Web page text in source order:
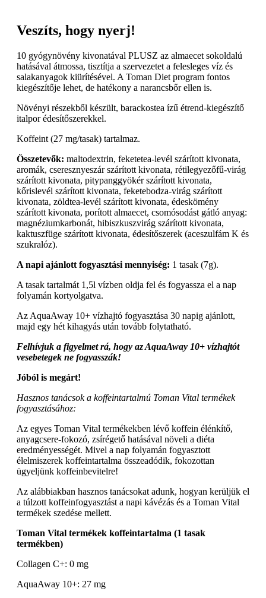
Veszíts, hogy nyerj!
10 gyógynövény kivonatával PLUSZ az almaecet sokoldalú
hatásával átmossa, tisztítja a szervezetet a felesleges víz és
salakanyagok kiürítésével. A Toman Diet program fontos
kiegészítője lehet, de hatékony a narancsbőr ellen is.
Növényi részekből készült, barackostea ízű étrend-kiegészítő
italpor édesítőszerekkel.
Koffeint (27 mg/tasak) tartalmaz.
Összetevők: maltodextrin, feketetea-levél szárított kivonata,
aromák, cseresznyeszár szárított kivonata, rétilegyezőfű-virág
szárított kivonata, pitypanggyökér szárított kivonata,
kőrislevél szárított kivonata, feketebodza-virág szárított
kivonata, zöldtea-levél szárított kivonata, édeskömény
szárított kivonata, porított almaecet, csomósodást gátló anyag:
magnéziumkarbonát, hibiszkuszvirág szárított kivonata,
kaktuszfüge szárított kivonata, édesítőszerek (aceszulfám K és
szukralóz).
A napi ajánlott fogyasztási mennyiség: 1 tasak (7g).
A tasak tartalmát 1,5l vízben oldja fel és fogyassza el a nap
folyamán kortyolgatva.
Az AquaAway 10+ vízhajtó fogyasztása 30 napig ajánlott,
majd egy hét kihagyás után tovább folytatható.
Felhívjuk a figyelmet rá, hogy az AquaAway 10+ vízhajtót
vesebetegek ne fogyasszák!
Jóból is megárt!
Hasznos tanácsok a koffeintartalmú Toman Vital termékek
fogyasztásához:
Az egyes Toman Vital termékekben lévő koffein élénkítő,
anyagcsere-fokozó, zsírégető hatásával növeli a diéta
eredményességét. Mivel a nap folyamán fogyasztott
élelmiszerek koffeintartalma összeadódik, fokozottan
ügyeljünk koffeinbevitelre!
Az alábbiakban hasznos tanácsokat adunk, hogyan kerüljük el
a túlzott koffeinfogyasztást a napi kávézás és a Toman Vital
termékek szedése mellett.
Toman Vital termékek koffeintartalma (1 tasak
termékben)
Collagen C+: 0 mg
AquaAway 10+: 27 mg